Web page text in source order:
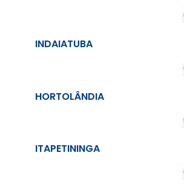
INDAIATUBA
HORTOLÂNDIA
ITAPETININGA